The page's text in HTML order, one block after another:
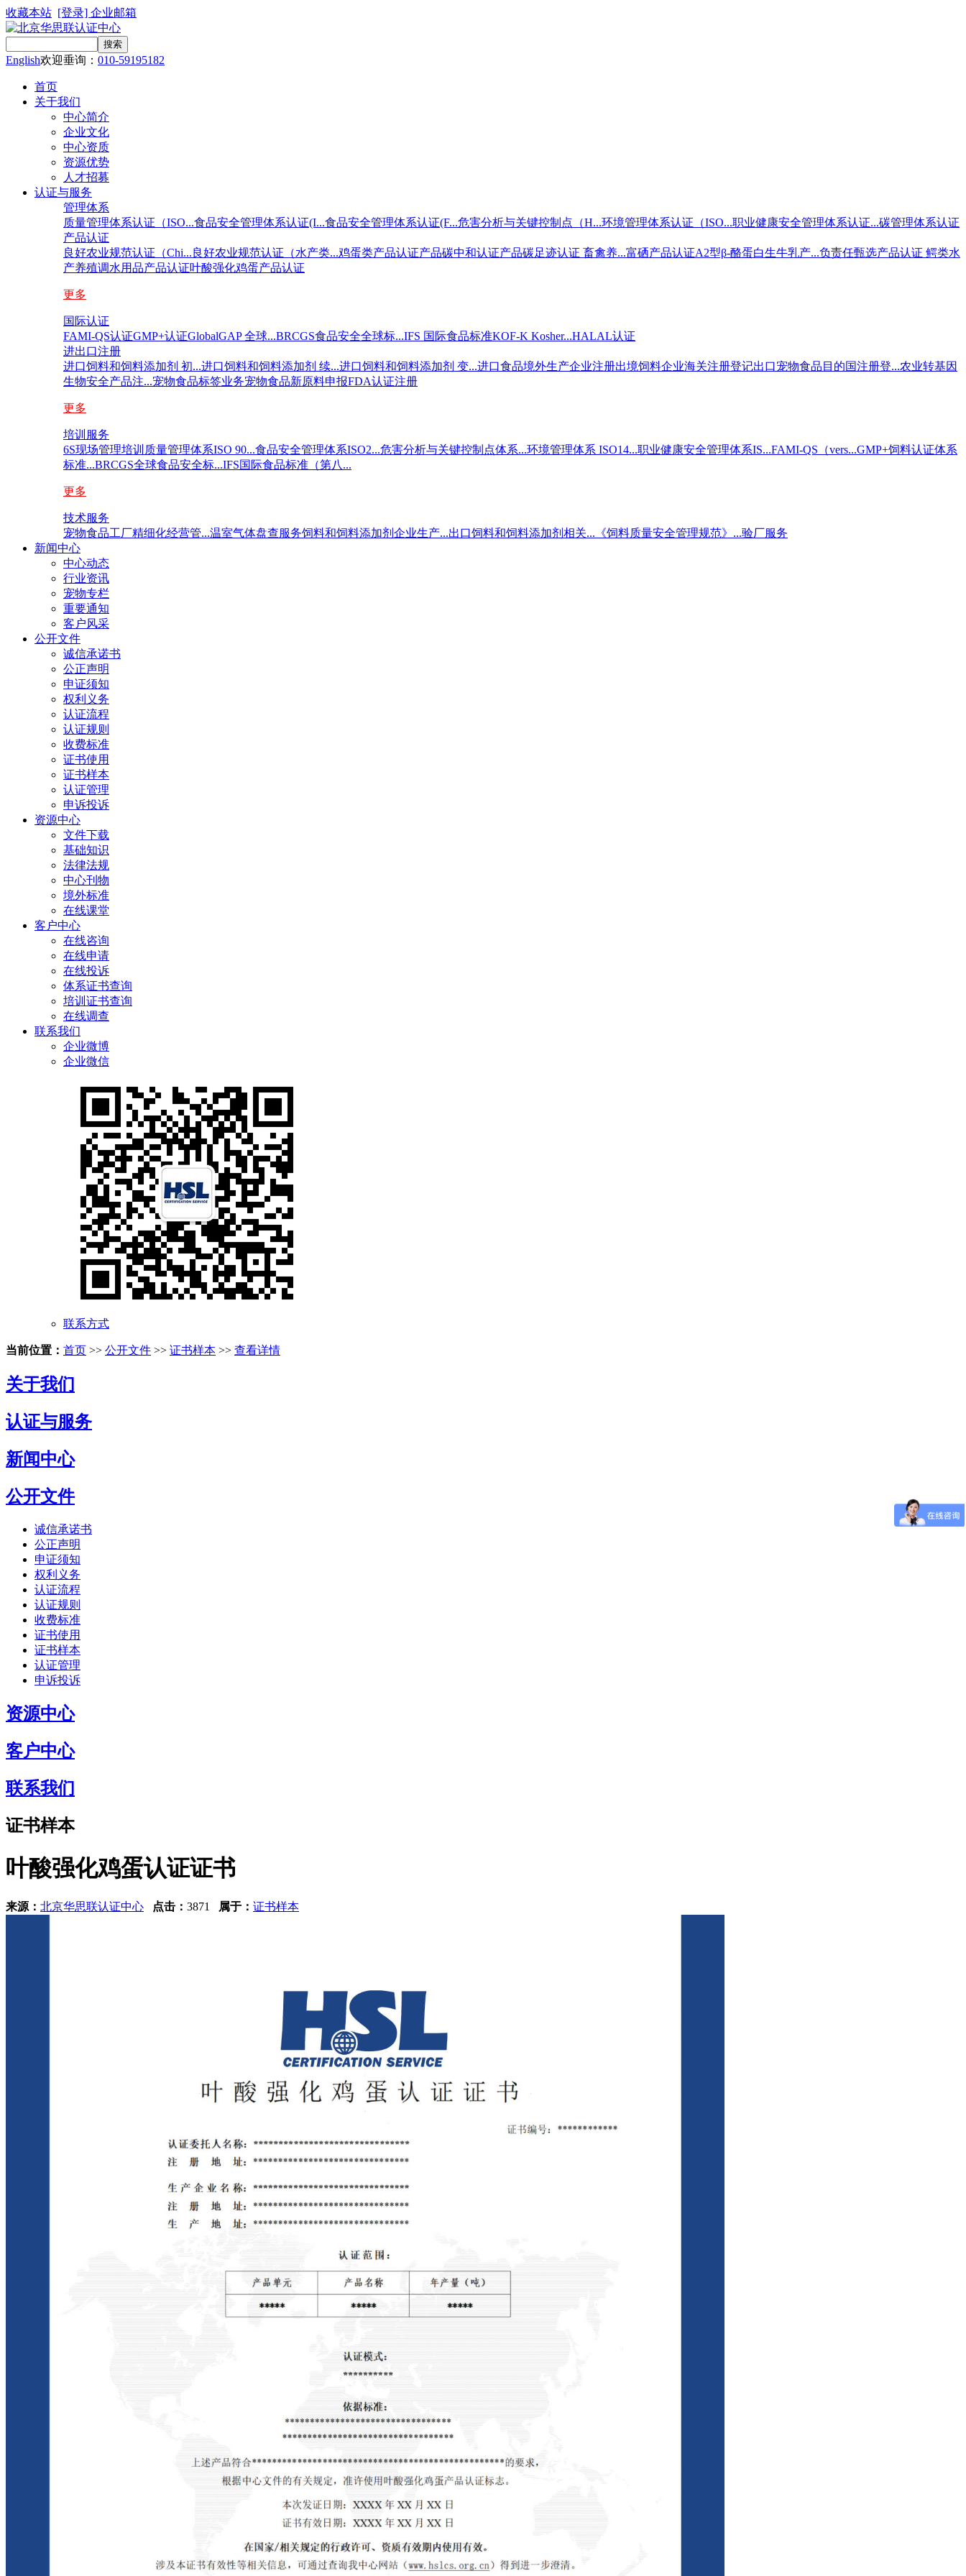
收藏本站 [登录] 企业邮箱
English欢迎垂询： 010-59195182
首页
关于我们
中心简介
企业文化
中心资质
资源优势
人才招募
认证与服务
管理体系
质量管理体系认证（ISO...食品安全管理体系认证(I...食品安全管理体系认证(F...危害分析与关键控制点（H...环境管理体系认证（ISO...职业健康安全管理体系认证...碳管理体系认证
产品认证
良好农业规范认证（Chi...良好农业规范认证（水产类...鸡蛋类产品认证产品碳中和认证产品碳足迹认证 畜禽养...富硒产品认证A2型β-酪蛋白生牛乳产...负责任甄选产品认证 鳄类水
产养殖调水用品产品认证叶酸强化鸡蛋产品认证
更多
国际认证
FAMI-QS认证GMP+认证GlobalGAP 全球...BRCGS食品安全全球标...IFS 国际食品标准KOF-K Kosher...HALAL认证
进出口注册
进口饲料和饲料添加剂 初...进口饲料和饲料添加剂 续...进口饲料和饲料添加剂 变...进口食品境外生产企业注册出境饲料企业海关注册登记出口宠物食品目的国注册登...农业转基因
生物安全产品注...宠物食品标签业务宠物食品新原料申报FDA认证注册
更多
培训服务
6S现场管理培训 质量管理体系ISO 90...食品安全管理体系ISO2...危害分析与关键控制点体系...环境管理体系 ISO14...职业健康安全管理体系IS...FAMI-QS（vers...GMP+饲料认证体系
标准...BRCGS全球食品安全标...IFS国际食品标准（第八...
更多
技术服务
宠物食品工厂精细化经营管...温室气体盘查服务饲料和饲料添加剂企业生产...出口饲料和饲料添加剂相关... 《饲料质量安全管理规范》...验厂服务
新闻中心
中心动态
行业资讯
宠物专栏
重要通知
客户风采
公开文件
诚信承诺书
公正声明
申证须知
权利义务
认证流程
认证规则
收费标准
证书使用
证书样本
认证管理
申诉投诉
资源中心
文件下载
基础知识
法律法规
中心刊物
境外标准
在线课堂
客户中心
在线咨询
在线申请
在线投诉
体系证书查询
培训证书查询
在线调查
联系我们
企业微博
企业微信
联系方式
当前位置： 首页 >> 公开文件 >> 证书样本 >> 查看详情
关于我们
认证与服务
新闻中心
公开文件
诚信承诺书
公正声明
申证须知
权利义务
认证流程
认证规则
收费标准
证书使用
证书样本
认证管理
申诉投诉
资源中心
客户中心
联系我们
证书样本
叶酸强化鸡蛋认证证书
来源： 北京华思联认证中心 点击： 3871 属于： 证书样本